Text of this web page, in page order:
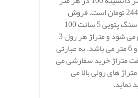
مربع 244.000 تومان است. فروش
عایق پشم سنگ پتویی 5 سانت 100
رولی انجام می شود و متراژ هر رول 3
متر، 5 متر و 6 متر می باشد. به عبارتی
متراژ خرید سفارشی می
های رولی بالا می
نماید.